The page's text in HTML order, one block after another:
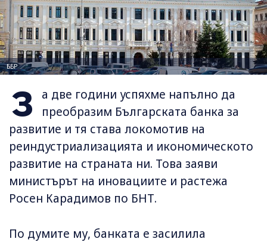
ББР
З
а две години успяхме напълно да
преобразим Българската банка за
развитие и тя става локомотив на
реиндустриализацията и икономическото
развитие на страната ни. Това заяви
министърът на иновациите и растежа
Росен Карадимов по БНТ.
По думите му, банката е засилила